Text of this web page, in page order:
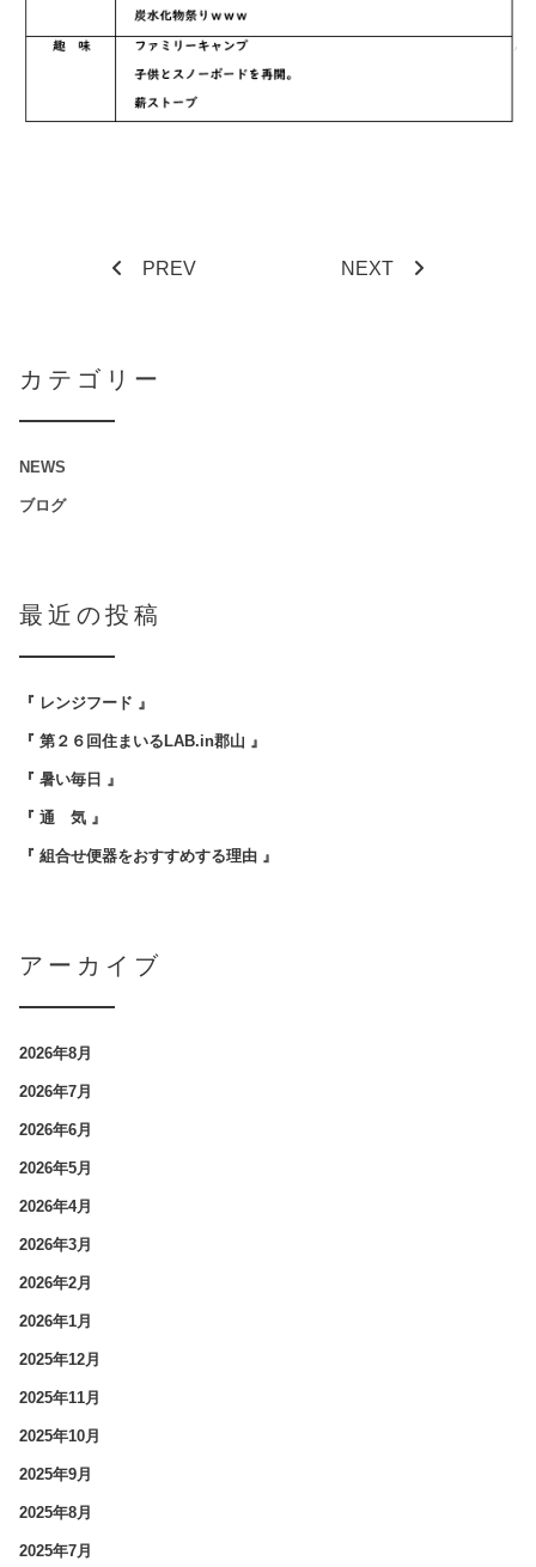
PREV NEXT
カテゴリー
NEWS
ブログ
最近の投稿
『 レンジフード 』
『 第２６回住まいるLAB.in郡山 』
『 暑い毎日 』
『 通 気 』
『 組合せ便器をおすすめする理由 』
アーカイブ
2026年8月
2026年7月
2026年6月
2026年5月
2026年4月
2026年3月
2026年2月
2026年1月
2025年12月
2025年11月
2025年10月
2025年9月
2025年8月
2025年7月